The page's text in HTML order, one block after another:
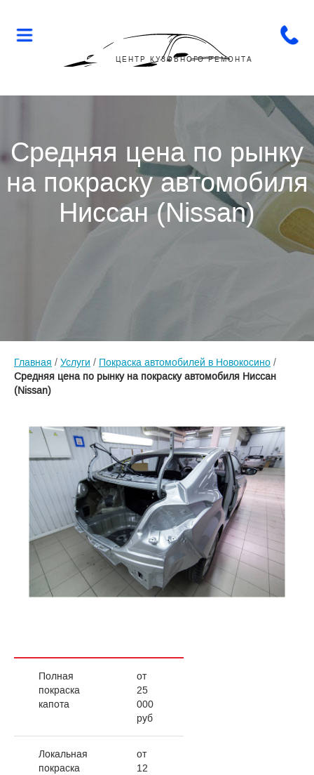
ЦЕНТР КУЗОВНОГО РЕМОНТА
Средняя цена по рынку
на покраску автомобиля
Ниссан (Nissan)
Главная / Услуги / Покраска автомобилей в Новокосино /
Средняя цена по рынку на покраску автомобиля Ниссан
(Nissan)
Полная
покраска
капота
от
25
000
руб
Локальная
покраска
от
12